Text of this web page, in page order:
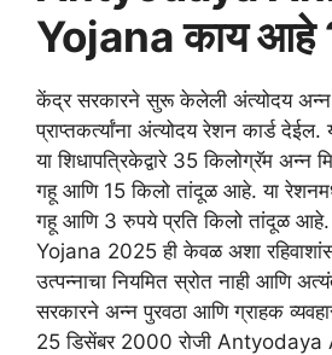
Yojana काय आहे
केंद्र सरकारने सुरू केलेली अंत्योदय अन्न
प्राप्तकर्त्यांना अंत्योदय रेशन कार्ड देईल.
या शिधापत्रिकेद्वारे 35 किलोग्रॅम अन्न
गहू आणि 15 किलो तांदूळ आहे. या
गहू आणि 3 रुपये प्रति किलो तांदूळ
Yojana 2025 ही केवळ अशा
उत्पन्नाचा नियमित स्रोत नाही आणि
सरकारने अन्न पुरवठा आणि ग्राहक
25 डिसेंबर 2000 रोजी